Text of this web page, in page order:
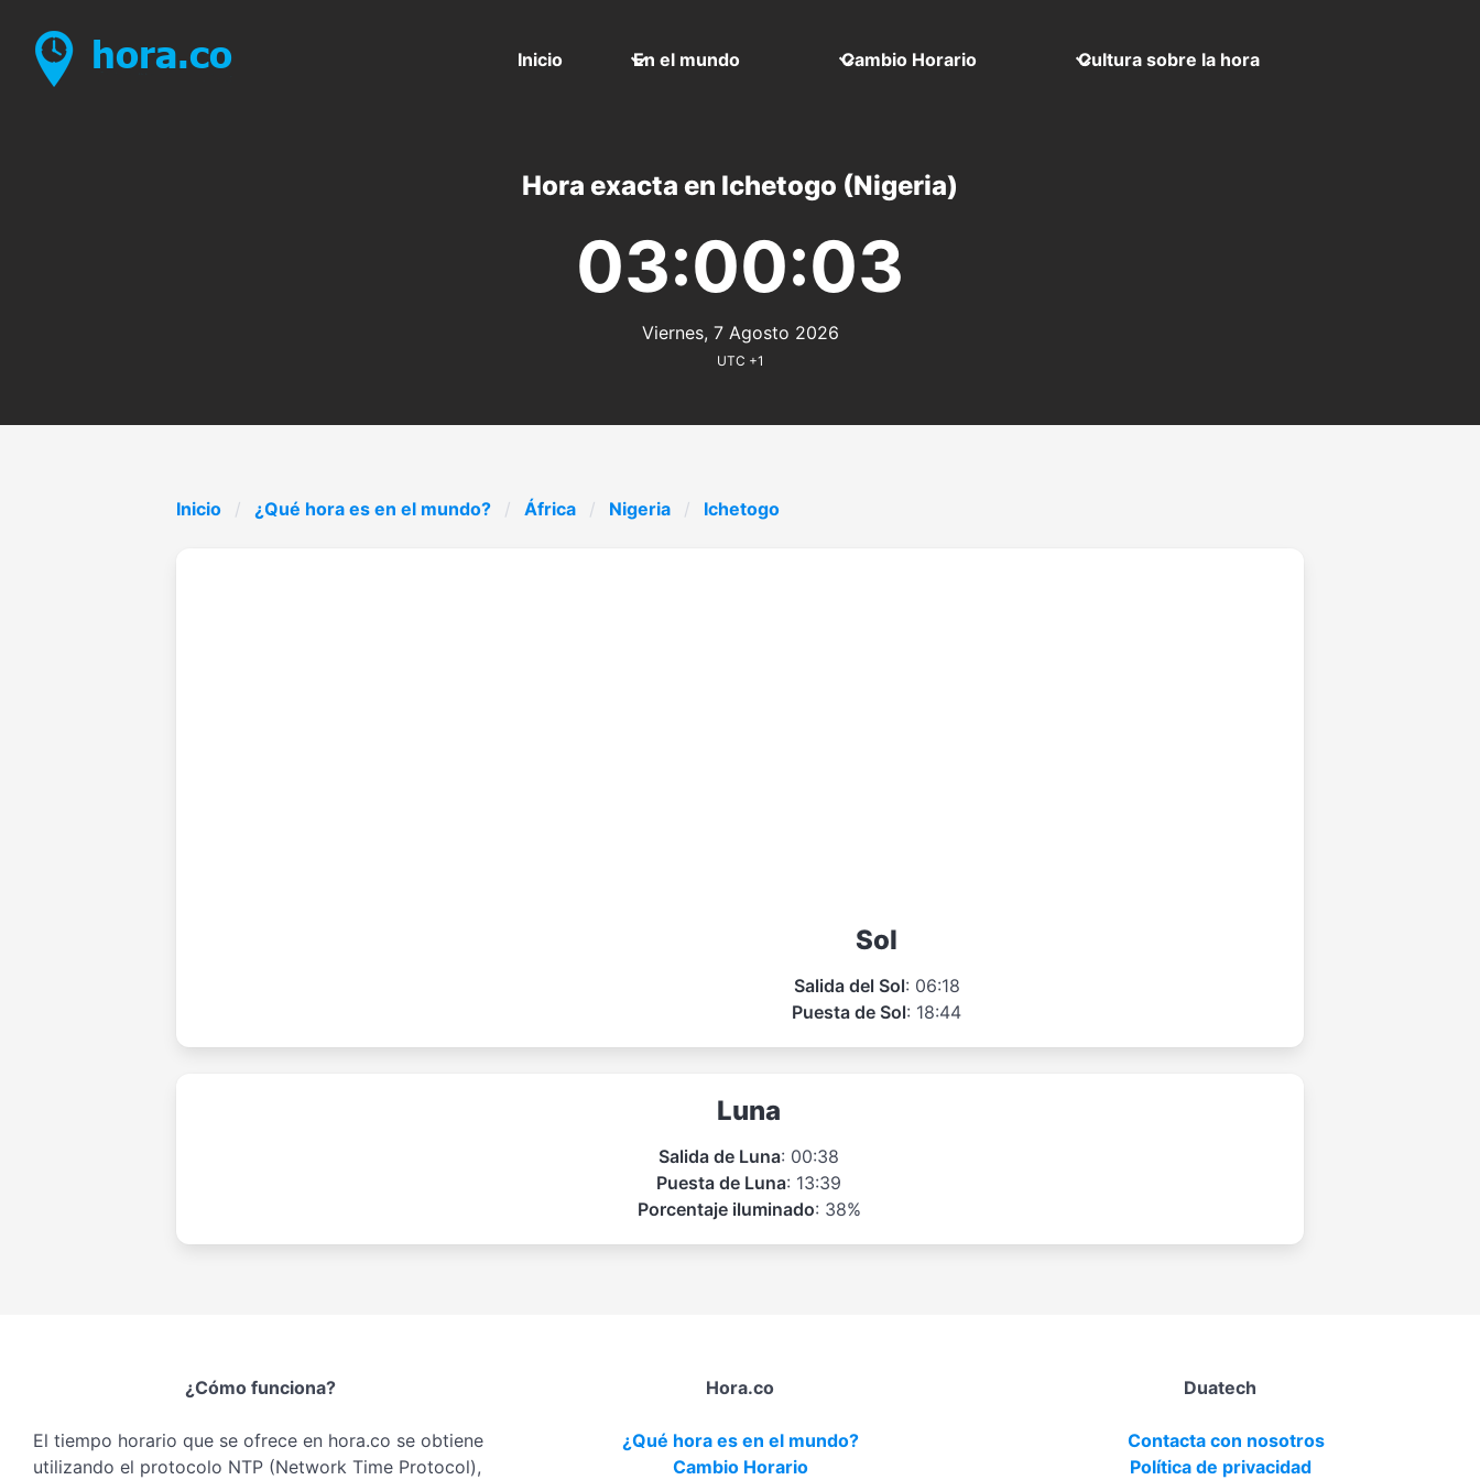
Inicio En el mundo Cambio Horario Cultura sobre la hora
Hora exacta en Ichetogo (Nigeria)
03:00:03
Viernes, 7 Agosto 2026
UTC +1
Inicio ¿Qué hora es en el mundo? África Nigeria Ichetogo
Sol
Salida del Sol: 06:18
Puesta de Sol: 18:44
Luna
Salida de Luna: 00:38
Puesta de Luna: 13:39
Porcentaje iluminado: 38%
¿Cómo funciona?
El tiempo horario que se ofrece en hora.co se obtiene
utilizando el protocolo NTP (Network Time Protocol),
Hora.co
¿Qué hora es en el mundo?
Cambio Horario
Duatech
Contacta con nosotros
Política de privacidad